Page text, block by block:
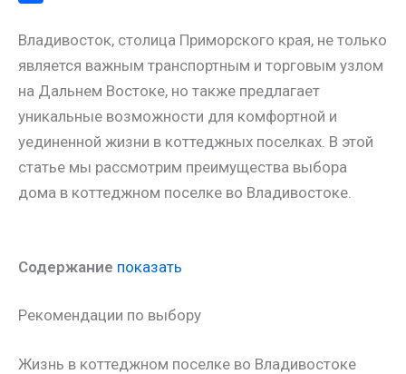
m
a
s
s
n
i
k
i
A
p
p
e
r
e
s
t
a
i
l
т
п
р
а
в
и
т
Владивосток, столица Приморского края, не только
является важным транспортным и торговым узлом
на Дальнем Востоке, но также предлагает
уникальные возможности для комфортной и
уединенной жизни в коттеджных поселках. В этой
статье мы рассмотрим преимущества выбора
дома в коттеджном поселке во Владивостоке.
Содержание показать
Рекомендации по выбору
Жизнь в коттеджном поселке во Владивостоке